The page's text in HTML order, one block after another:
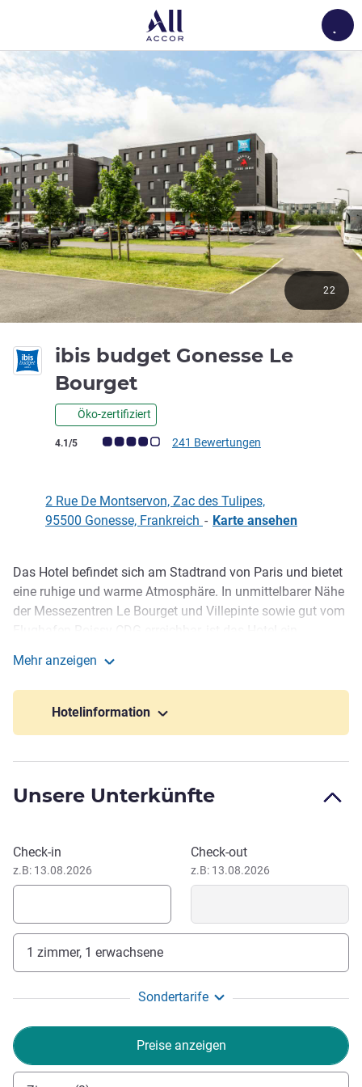
ibis budget Gonesse Le
Bourget
Öko-zertifiziert
Note Kundenmeinungen (Bewertung ALL)
4.1/5 241 Bewertungen
22
2 Rue De Montservon, Zac des Tulipes,
95500 Gonesse, Frankreich - Karte ansehen
Beschreibung
Das Hotel befindet sich am Stadtrand von Paris und bietet
eine ruhige und warme Atmosphäre. In unmittelbarer Nähe
der Messezentren Le Bourget und Villepinte sowie gut vom
Genießen Sie unsere Sonnenterrasse sowie schöne
einladende Bereiche mit Bar- und Snackoptionen - perfekt
für Entspannung oder Arbeit.
Entspannungsmomente im ibis budget Gonesse Le
Bourget.
Samir MOULOUDI, Hotel Direktion
Mehr anzeigen
Hotelinformation
Unsere Unterkünfte
Dieses Hotel buchen
Check-in
z.B: 13.08.2026
Check-out
z.B: 13.08.2026
1 zimmer, 1 erwachsene
Sondertarife
Preise anzeigen